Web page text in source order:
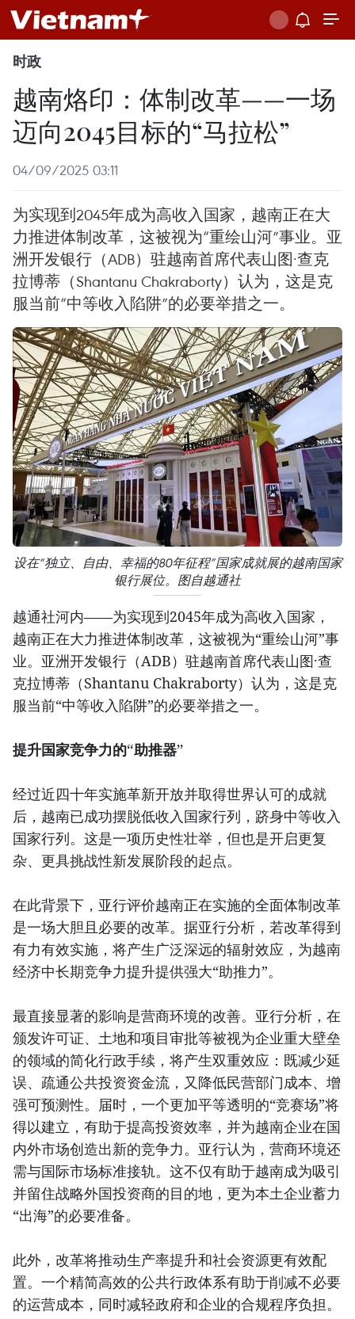
时政
越南烙印：体制改革——一场
迈向2045目标的“马拉松”
04/09/2025 03:11
为实现到2045年成为高收入国家，越南正在大
力推进体制改革，这被视为“重绘山河”事业。亚
洲开发银行（ADB）驻越南首席代表山图·查克
拉博蒂（Shantanu Chakraborty）认为，这是克
服当前“中等收入陷阱”的必要举措之一。
设在“独立、自由、幸福的80年征程”国家成就展的越南国家
银行展位。图自越通社
越通社河内——为实现到2045年成为高收入国家，
越南正在大力推进体制改革，这被视为“重绘山河”事
业。亚洲开发银行（ADB）驻越南首席代表山图·查
克拉博蒂（Shantanu Chakraborty）认为，这是克
服当前“中等收入陷阱”的必要举措之一。
提升国家竞争力的“助推器”
经过近四十年实施革新开放并取得世界认可的成就
后，越南已成功摆脱低收入国家行列，跻身中等收入
国家行列。这是一项历史性壮举，但也是开启更复
杂、更具挑战性新发展阶段的起点。
在此背景下，亚行评价越南正在实施的全面体制改革
是一场大胆且必要的改革。据亚行分析，若改革得到
有力有效实施，将产生广泛深远的辐射效应，为越南
经济中长期竞争力提升提供强大“助推力”。
最直接显著的影响是营商环境的改善。亚行分析，在
颁发许可证、土地和项目审批等被视为企业重大壁垒
的领域的简化行政手续，将产生双重效应：既减少延
误、疏通公共投资资金流，又降低民营部门成本、增
强可预测性。届时，一个更加平等透明的“竞赛场”将
得以建立，有助于提高投资效率，并为越南企业在国
内外市场创造出新的竞争力。亚行认为，营商环境还
需与国际市场标准接轨。这不仅有助于越南成为吸引
并留住战略外国投资商的目的地，更为本土企业蓄力
“出海”的必要准备。
此外，改革将推动生产率提升和社会资源更有效配
置。一个精简高效的公共行政体系有助于削减不必要
的运营成本，同时减轻政府和企业的合规程序负担。